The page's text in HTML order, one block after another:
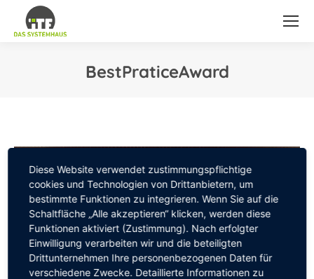
BestPraticeAward
Diese Website verwendet zustimmungspflichtige
cookies und Technologien von Drittanbietern, um
bestimmte Funktionen zu integrieren. Wenn Sie auf die
Schaltfläche „Alle akzeptieren“ klicken, werden diese
Funktionen aktiviert (Zustimmung). Nach erfolgter
Einwilligung verarbeiten wir und die beteiligten
Drittunternehmen Ihre personenbezogenen Daten für
verschiedene Zwecke. Detaillierte Informationen zu